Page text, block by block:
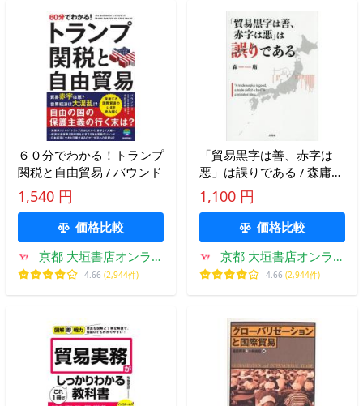
６０分でわかる！トランプ
関税と自由貿易 / バウンド
1,540 円
価格比較
京都 大垣書店オンライ
ン
4.66 (2,944件)
「貿易黒字は善、赤字は
悪」は誤りである / 森庸／
著
1,100 円
価格比較
京都 大垣書店オンライ
ン
4.66 (2,944件)